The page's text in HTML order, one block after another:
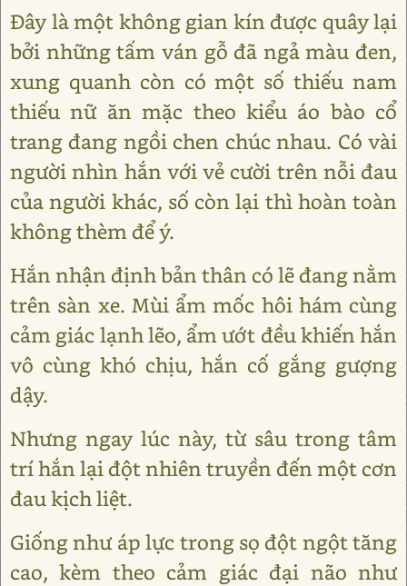
Đây là một không gian kín được quây lại
bởi những tấm ván gỗ đã ngả màu đen,
xung quanh còn có một số thiếu nam
thiếu nữ ăn mặc theo kiểu áo bào cổ
trang đang ngồi chen chúc nhau. Có vài
người nhìn hắn với vẻ cười trên nỗi đau
của người khác, số còn lại thì hoàn toàn
không thèm để ý.
Hắn nhận định bản thân có lẽ đang nằm
trên sàn xe. Mùi ẩm mốc hôi hám cùng
cảm giác lạnh lẽo, ẩm ướt đều khiến hắn
vô cùng khó chịu, hắn cố gắng gượng
dậy.
Nhưng ngay lúc này, từ sâu trong tâm
trí hắn lại đột nhiên truyền đến một cơn
đau kịch liệt.
Giống như áp lực trong sọ đột ngột tăng
cao, kèm theo cảm giác đại não như